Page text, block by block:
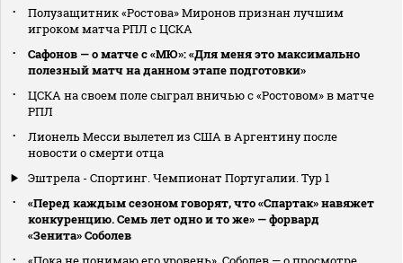
Полузащитник «Ростова» Миронов признан лучшим
игроком матча РПЛ с ЦСКА
Сафонов — о матче с «МЮ»: «Для меня это максимально
полезный матч на данном этапе подготовки»
ЦСКА на своем поле сыграл вничью с «Ростовом» в матче
РПЛ
Лионель Месси вылетел из США в Аргентину после
новости о смерти отца
Эштрела - Спортинг. Чемпионат Португалии. Тур 1
«Перед каждым сезоном говорят, что «Спартак» навяжет
конкуренцию. Семь лет одно и то же» — форвард
«Зенита» Соболев